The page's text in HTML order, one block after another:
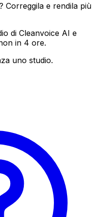
Correggila e rendila più
di Cleanvoice AI e
in 4 ore.
uno studio.